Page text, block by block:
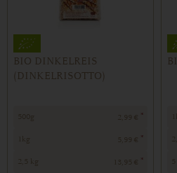
BIO DINKELREIS
(DINKELRISOTTO)
500g 2,99 € *
1kg 5,99 € *
2,5 kg 13,95 € *